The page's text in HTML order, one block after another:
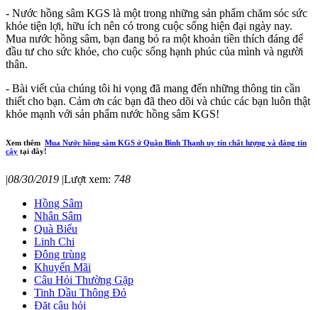
- Nước hồng sâm KGS là một trong những sản phẩm chăm sóc sức
khỏe tiện lợi, hữu ích nên có trong cuộc sống hiện đại ngày nay.
Mua nước hồng sâm, bạn đang bỏ ra một khoản tiền thích đáng để
đầu tư cho sức khỏe, cho cuộc sống hạnh phúc của mình và người
thân.
- Bài viết của chúng tôi hi vọng đã mang đến những thông tin cần
thiết cho bạn. Cảm ơn các bạn đã theo dõi và chúc các bạn luôn thật
khỏe mạnh với sản phẩm nước hồng sâm KGS!
Xem thêm Mua Nước hồng sâm KGS ở Quận Bình Thạnh uy tín chất lượng và đáng tin
cậy tại đây!
|08/30/2019 |Lượt xem: 748
Hồng Sâm
Nhân Sâm
Quà Biếu
Linh Chi
Đông trùng
Khuyến Mãi
Câu Hỏi Thường Gặp
Tinh Dầu Thông Đỏ
Đặt câu hỏi